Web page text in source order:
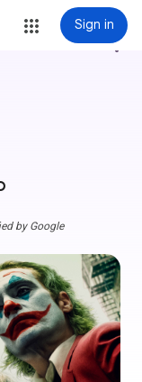
Sign in
more_vert
by Google